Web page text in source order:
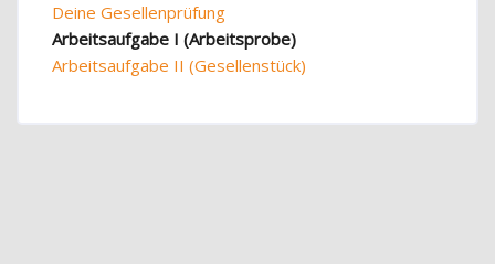
Deine Gesellenprüfung
Arbeitsaufgabe I (Arbeitsprobe)
Arbeitsaufgabe II (Gesellenstück)